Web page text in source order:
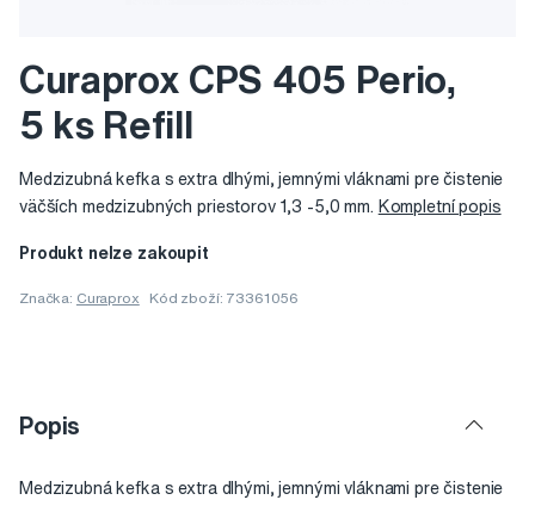
Curaprox CPS 405 Perio,
5 ks Refill
Medzizubná kefka s extra dlhými, jemnými vláknami pre čistenie
väčších medzizubných priestorov 1,3 -5,0 mm. Kompletní popis
Produkt nelze zakoupit
Značka: Curaprox Kód zboží: 73361056
Popis
Medzizubná kefka s extra dlhými, jemnými vláknami pre čistenie